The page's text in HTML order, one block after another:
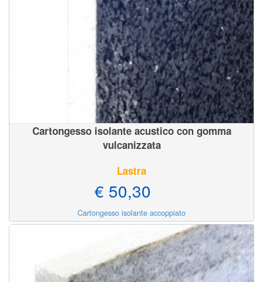
Cartongesso isolante acustico con gomma
vulcanizzata
Lastra
€ 50,30
Cartongesso isolante accoppiato